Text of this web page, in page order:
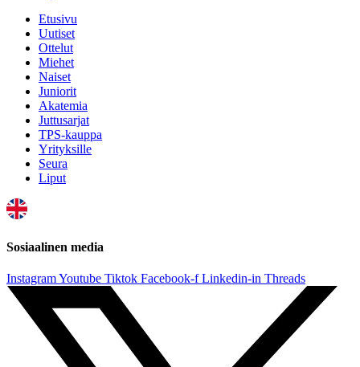
Etusivu
Uutiset
Ottelut
Miehet
Naiset
Juniorit
Akatemia
Juttusarjat
TPS-kauppa
Yrityksille
Seura
Liput
Sosiaalinen media
InstagramYoutube Tiktok Facebook-f Linkedin-in Threads